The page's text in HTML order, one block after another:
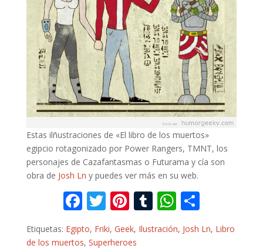
Estas ilñustraciones de «El libro de los muertos»
egipcio rotagonizado por Power Rangers, TMNT, los
personajes de Cazafantasmas o Futurama y cía son
obra de Josh Ln y puedes ver más en su web.
F
ac
e
T
w
itt
Pi
nt
er
T
u
m
W
h
at m
Etiquetas: Egipto, Friki, Geek, Ilustración, Josh Ln, Libro
de los muertos, Superheroes